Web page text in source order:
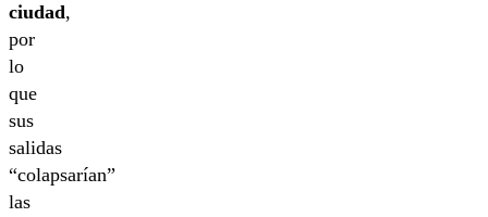
ciudad,
por
lo
que
sus
salidas
“colapsarían”
las